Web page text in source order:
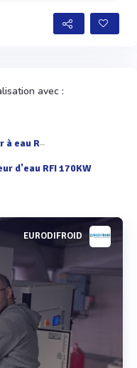
avec :
3,2 à 9 kW
d'eau RFI 170KW
EURODIFROID